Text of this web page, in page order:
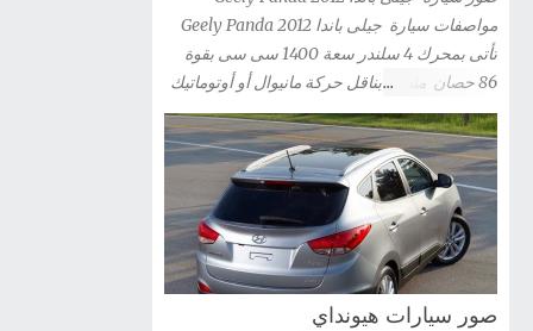
صور السيارة » صور سيارة كيا ريو 2012 kia Rio
2012 Kia Rio 3-door شاهد صور السيارة » صور
صور السيارة » صور سيارة كيا اوبتيما kia optima
2012 شاهد صور السيارة » صور سيارات كيا G...
مواصفات سيارة جيلى باندا 2012 Geely Panda
تأتى بمحرك 4 سلندر سعة 1400 سى سى بقوة
86 حصان متصل بناقل حركة مانيوال أو أوتوماتيك
صور سيارة جيلى باندا 2012 Geely Panda
صور سيارات هيونداي